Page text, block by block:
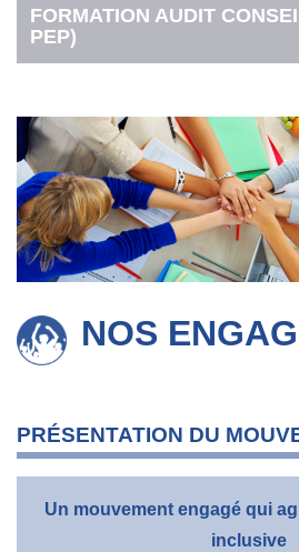
FORMATION AUDIT
PEP)
NOS
PRÉSENTATION DU
Un mouvement engagé qui
inclusive